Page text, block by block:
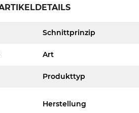
Schnittprinzip
Art
Produkttyp
Herstellung